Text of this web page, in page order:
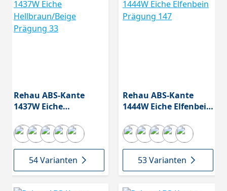
Rehau ABS-Kante
1437W Eiche
Prägung 33
54 Varianten
Rehau ABS-Kante
1444W Eiche Elfenbein
53 Varianten